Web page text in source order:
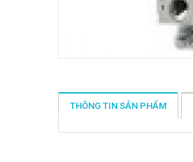
THÔNG TIN SẢN PHẨM